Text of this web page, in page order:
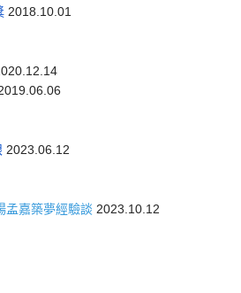
2018.10.01
2023.06.12
孟嘉築夢經驗談 2023.10.12